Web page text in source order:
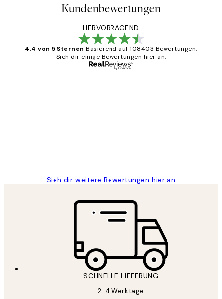
Kundenbewertungen
HERVORRAGEND
4.4 von 5 Sternen Basierend auf 108403 Bewertungen.
Sieh dir einige Bewertungen hier an.
Sieh dir weitere Bewertungen hier an
SCHNELLE LIEFERUNG
2-4 Werktage